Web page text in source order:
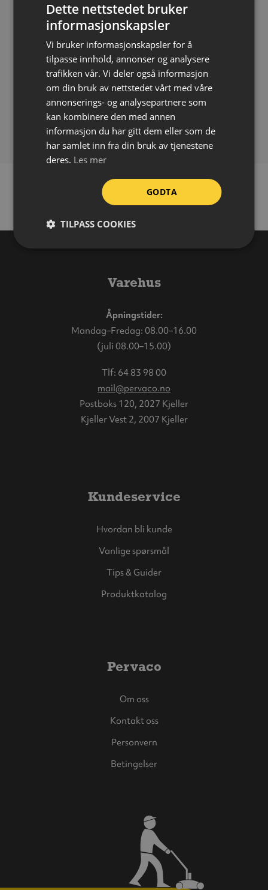
Tekstfarge:Sort
Bakgrunnsfarge:Gul
Tekststørrelse:15 mm
Materiale:Vinylbelagt tekstil
Størrelse:14 x 19 mm
Påføring:Selvklebende
Bruksområde:Inne
Forpakning:
Ark á 32 stk
Varehus
Åpningstider:
Mandag–Fredag: 08.00–16.00
(juli 08.00–15.00)
Tlf: 64 83 98 00
mail@pervaco.no
Postboks 120, 2027 Kjeller
Kjeller Vest 2, 2007 Kjeller
Kundeservice
Hvordan bli kunde
Vanlige spørsmål
Tips & Guider
Produktkatalog
Pervaco
Om oss
Kontakt oss
Personvern
Betingelser
Dette nettstedet bruker
informasjonskapsler
Vi bruker informasjonskapsler for å
tilpasse innhold, annonser og analysere
trafikken vår. Vi deler også informasjon
om din bruk av nettstedet vårt med våre
annonserings- og analysepartnere som
kan kombinere den med annen
informasjon du har gitt dem eller som de
har samlet inn fra din bruk av tjenestene
deres. Les mer
GODTA
TILPASS COOKIES